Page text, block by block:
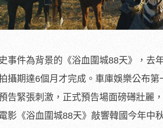
事件為背景的《浴血圍城88天》，去
攝期達6個月才完成。車庫娛樂公布
告緊張刺激，正式預告場面磅礡壯麗
影《浴血圍城88天》敲響韓國今年中